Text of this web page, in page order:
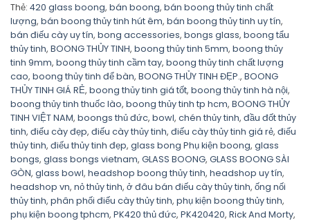
Thẻ: 420 glass boong, bán boong, bán boong thủy tinh chất
lượng, bán boong thủy tinh hút êm, bán boong thủy tinh uy tín,
bán điếu cày uy tín, bong accessories, bongs glass, boong tẩu
thủy tinh, BOONG THỦY TINH, boong thủy tinh 5mm, boong thủy
tinh 9mm, boong thủy tinh cầm tay, boong thủy tinh chất lượng
cao, boong thủy tinh để bàn, BOONG THỦY TINH ĐẸP., BOONG
THỦY TINH GIÁ RẺ, boong thủy tinh giá tốt, boong thủy tinh hà nội,
boong thủy tinh thuốc lào, boong thủy tinh tp hcm, BOONG THỦY
TINH VIỆT NAM, boongs thủ đức, bowl, chén thủy tinh, đầu đốt thủy
tinh, điếu cày đẹp, điếu cày thủy tinh, điếu cày thủy tinh giá rẻ, điếu
thủy tinh, điếu thủy tinh đẹp, glass bong Phụ kiện boong, glass
bongs, glass bongs vietnam, GLASS BOONG, GLASS BOONG SÀI
GÒN, glass bowl, headshop boong thủy tinh, headshop uy tín,
headshop vn, nỏ thủy tinh, ở đâu bán điếu cày thủy tinh, ống nối
thủy tinh, phân phối điếu cày thủy tinh, phụ kiện boong thủy tinh,
phụ kiện boong tphcm, PK420 thủ đức, PK420420, Rick And Morty,